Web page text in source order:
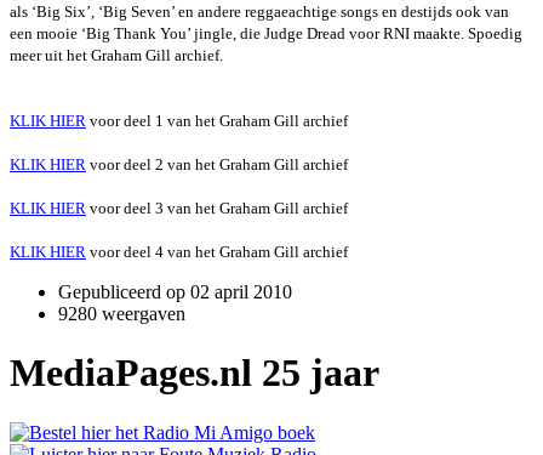
als ‘Big Six’, ‘Big Seven’ en andere reggaeachtige songs en destijds ook van
een mooie ‘Big Thank You’ jingle, die Judge Dread voor RNI maakte. Spoedig
meer uit het Graham Gill archief.
KLIK HIER voor deel 1 van het Graham Gill archief
KLIK HIER voor deel 2 van het Graham Gill archief
KLIK HIER voor deel 3 van het Graham Gill archief
KLIK HIER voor deel 4 van het Graham Gill archief
Gepubliceerd op 02 april 2010
9280 weergaven
MediaPages.nl 25 jaar